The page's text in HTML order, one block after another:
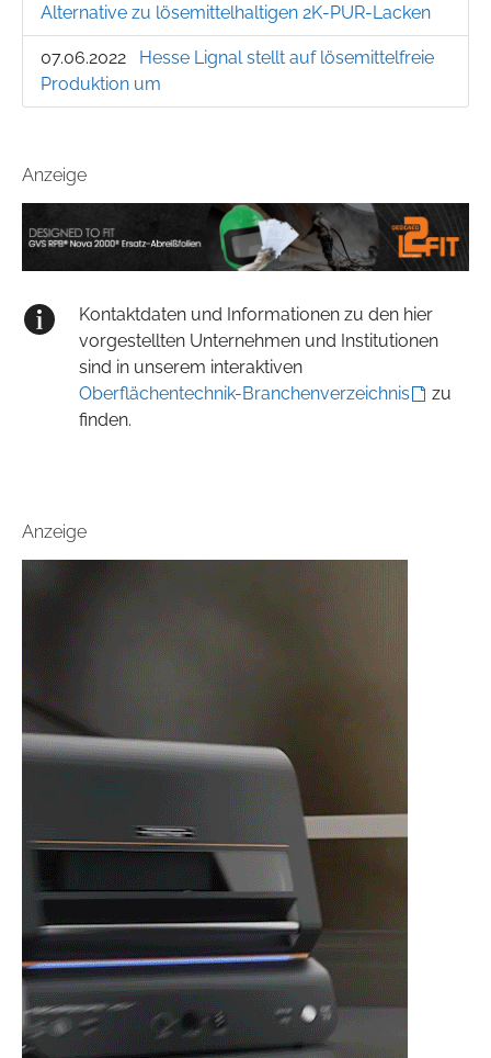
Alternative zu lösemittelhaltigen 2K-PUR-Lacken
07.06.2022
Hesse Lignal stellt auf lösemittelfreie
Produktion um
Anzeige
Kontaktdaten und Informationen zu den hier
vorgestellten Unternehmen und Institutionen
sind in unserem interaktiven
Oberflächentechnik-Branchenverzeichnis
zu
finden.
Anzeige